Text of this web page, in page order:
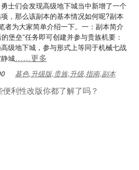
士们会发现高级地下城当中新增了一个
，那么该副本的基本情况如何呢?副本
者为大家简单介绍一下。一：副本简介
堡垒”任务即可创建并参与贵族机要：
级地下城，参与形式上等同于机械七战
城……更多
暮色,升级版,贵族,升级,指南,副本